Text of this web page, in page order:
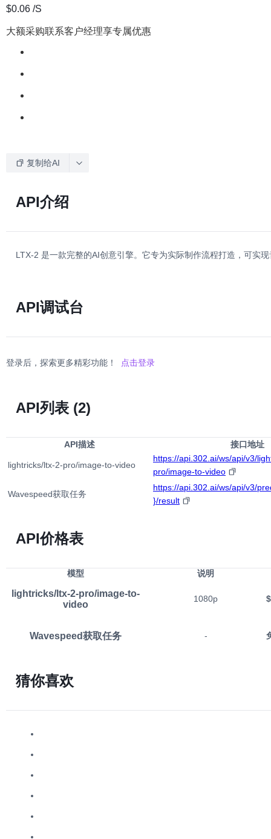
$0.06 /S
大额采购联系客户经理享专属优惠
复制给AI
API介绍
LTX-2 是一款完整的AI创意引擎。它专为实际制作流程打造，可实
API调试台
登录后，探索更多精彩功能！ 点击登录
API列表 (2)
API描述 接口地址
lightricks/ltx-2-pro/image-to-video
https://api.302.ai/ws/api/v3/
pro/image-to-video
Wavespeed获取任务
https://api.302.ai/ws/api/v3/
}/result
API价格表
模型 说明
lightricks/ltx-2-pro/image-to-
video
1080p
Wavespeed获取任务 -
猜你喜欢